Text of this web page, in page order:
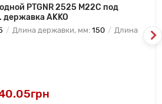
PTGNR 2525 M22C под
державка AKKO
Длина державки, мм: 150
Длина